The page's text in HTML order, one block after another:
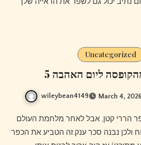
Uncategorized
מהקופסה ליום האהבה
wileybean4149 March 4, 2026
ולכן נבנה סכר ענק.זה הטביע את הכפר